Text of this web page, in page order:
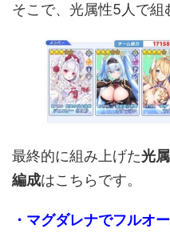
そこで、光属性5人で組
最終的に組み上げた光
編成はこちらです。
・マグダレナでフルオ